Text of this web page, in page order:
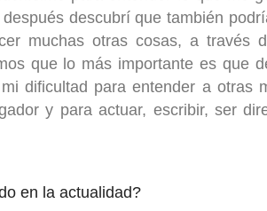
descubrí que también
muchas otras cosas, a través
que lo más importante es que
dificultad para entender a otras
y para actuar, escribir, ser
en la actualidad?